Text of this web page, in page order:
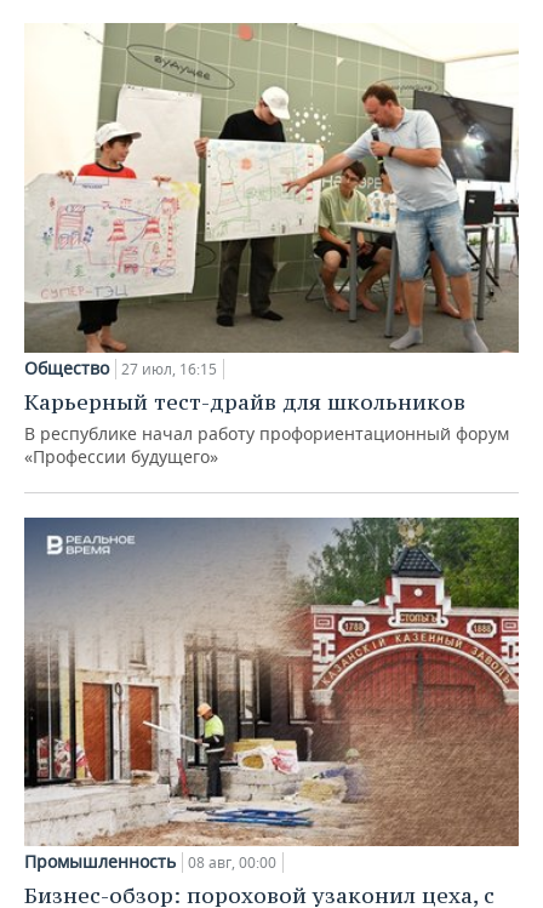
Общество 27 июл, 16:15
Карьерный тест-драйв для школьников
В республике начал работу профориентационный форум
«Профессии будущего»
Промышленность 08 авг, 00:00
Бизнес-обзор: пороховой узаконил цеха, с